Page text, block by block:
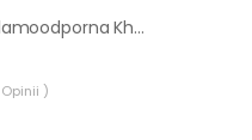
Farba Luxens Plamoodporna Khol 6 2.5 l
Opinii )